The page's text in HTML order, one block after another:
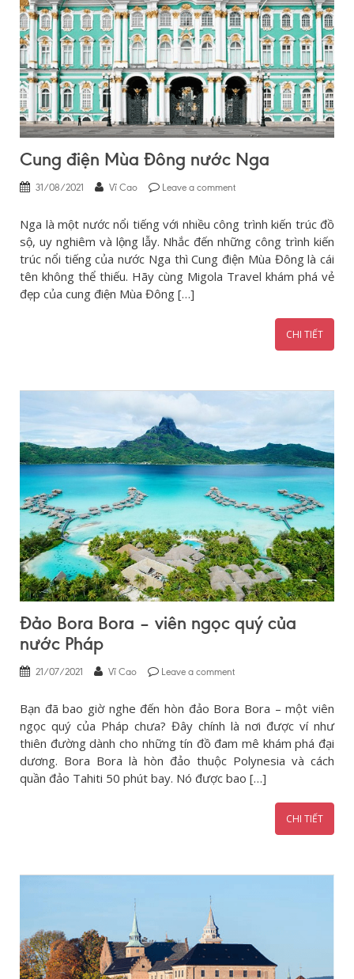
Cung điện Mùa Đông nước Nga
31/08/2021 Vĩ Cao Leave a comment
Nga là một nước nổi tiếng với nhiều công trình kiến trúc đồ
sộ, uy nghiêm và lộng lẫy. Nhắc đến những công trình kiến
trúc nổi tiếng của nước Nga thì Cung điện Mùa Đông là cái
tên không thể thiếu. Hãy cùng Migola Travel khám phá vẻ
đẹp của cung điện Mùa Đông […]
CHI TIẾT
Đảo Bora Bora – viên ngọc quý của
nước Pháp
21/07/2021 Vĩ Cao Leave a comment
Bạn đã bao giờ nghe đến hòn đảo Bora Bora – một viên
ngọc quý của Pháp chưa? Đây chính là nơi được ví như
thiên đường dành cho những tín đồ đam mê khám phá đại
dương. Bora Bora là hòn đảo thuộc Polynesia và cách
quần đảo Tahiti 50 phút bay. Nó được bao […]
CHI TIẾT